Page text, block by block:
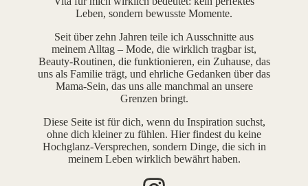
Leben, sondern bewusste Momente.
Seit über zehn Jahren teile ich Ausschnitte aus
meinem Alltag – Mode, die wirklich tragbar ist,
Beauty-Routinen, die funktionieren, ein Zuhause, das
uns als Familie trägt, und ehrliche Gedanken über das
Mama-Sein, das uns alle manchmal an unsere
Grenzen bringt.
Diese Seite ist für dich, wenn du Inspiration suchst,
ohne dich kleiner zu fühlen. Hier findest du keine
Hochglanz-Versprechen, sondern Dinge, die sich in
meinem Leben wirklich bewährt haben.